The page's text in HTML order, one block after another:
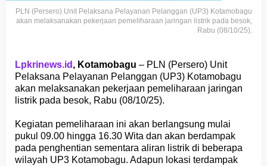
PLN (Persero) Unit Pelaksana Pelayanan Pelanggan (UP3) Kotamobagu
akan melaksanakan pekerjaan pemeliharaan jaringan listrik pada besok,
Rabu (08/10/25).
Lpkrinews.id , Kotamobagu – PLN (Persero) Unit
Pelaksana Pelayanan Pelanggan (UP3) Kotamobagu
akan melaksanakan pekerjaan pemeliharaan jaringan
listrik pada besok, Rabu (08/10/25).
Kegiatan pemeliharaan ini akan berlangsung mulai
pukul 09.00 hingga 16.30 Wita dan akan berdampak
pada penghentian sementara aliran listrik di beberapa
wilayah UP3 Kotamobagu. Adapun lokasi terdampak